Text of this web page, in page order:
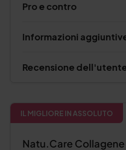
Pro e contro
Informazioni
Recensione
IL MIGLIORE IN ASSOLUTO
Natu.Care Collagene